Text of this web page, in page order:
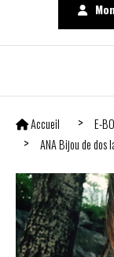
Accueil E-
ANA Bijou de dos